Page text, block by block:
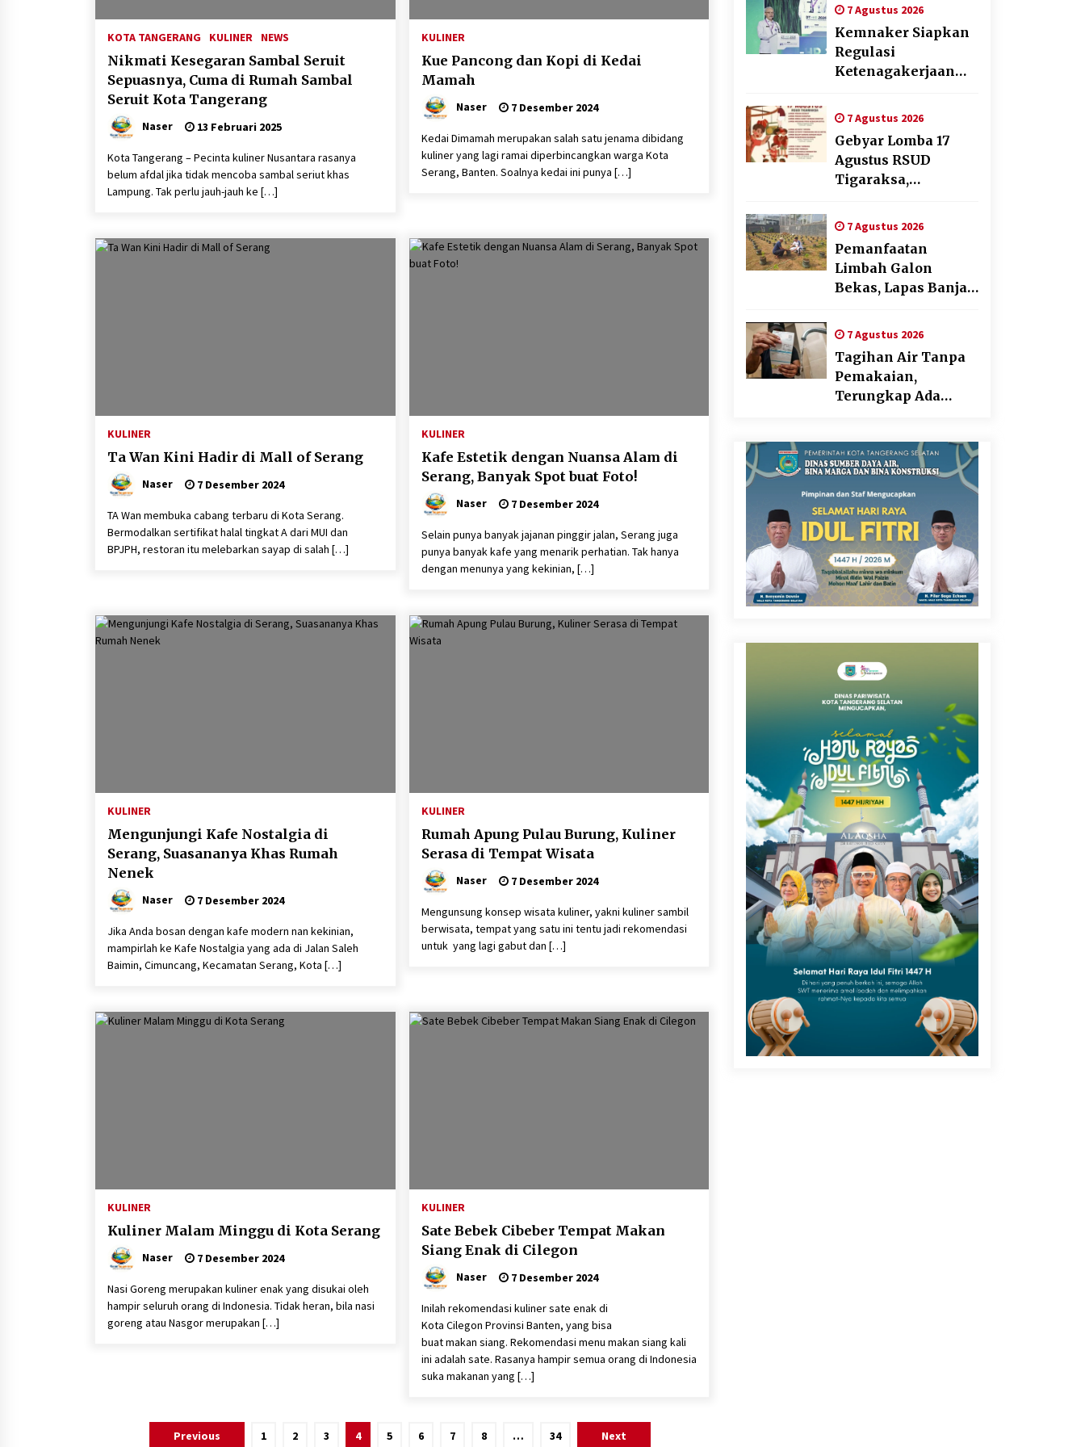
KOTA TANGERANG KULINER NEWS
Nikmati Kesegaran Sambal Seruit
Sepuasnya, Cuma di Rumah Sambal
Seruit Kota Tangerang
Naser 13 Februari 2025
Kota Tangerang – Pecinta kuliner Nusantara rasanya
belum afdal jika tidak mencoba sambal seriut khas
Lampung. Tak perlu jauh-jauh ke […]
KULINER
Kue Pancong dan Kopi di Kedai
Mamah
Naser 7 Desember 2024
Kedai Dimamah merupakan salah satu jenama dibidang
kuliner yang lagi ramai diperbincangkan warga Kota
Serang, Banten. Soalnya kedai ini punya […]
KULINER
Ta Wan Kini Hadir di Mall of Serang
Naser 7 Desember 2024
TA Wan membuka cabang terbaru di Kota Serang.
Bermodalkan sertifikat halal tingkat A dari MUI dan
BPJPH, restoran itu melebarkan sayap di salah […]
KULINER
Kafe Estetik dengan Nuansa Alam di
Serang, Banyak Spot buat Foto!
Naser 7 Desember 2024
Selain punya banyak jajanan pinggir jalan, Serang juga
punya banyak kafe yang menarik perhatian. Tak hanya
dengan menunya yang kekinian, […]
KULINER
Mengunjungi Kafe Nostalgia di
Serang, Suasananya Khas Rumah
Nenek
Naser 7 Desember 2024
Jika Anda bosan dengan kafe modern nan kekinian,
mampirlah ke Kafe Nostalgia yang ada di Jalan Saleh
Baimin, Cimuncang, Kecamatan Serang, Kota […]
KULINER
Rumah Apung Pulau Burung, Kuliner
Serasa di Tempat Wisata
Naser 7 Desember 2024
Mengunsung konsep wisata kuliner, yakni kuliner sambil
berwisata, tempat yang satu ini tentu jadi rekomendasi
untuk yang lagi gabut dan […]
KULINER
Kuliner Malam Minggu di Kota Serang
Naser 7 Desember 2024
Nasi Goreng merupakan kuliner enak yang disukai oleh
hampir seluruh orang di Indonesia. Tidak heran, bila nasi
goreng atau Nasgor merupakan […]
KULINER
Sate Bebek Cibeber Tempat Makan
Siang Enak di Cilegon
Naser 7 Desember 2024
Inilah rekomendasi kuliner sate enak di
Kota Cilegon Provinsi Banten, yang bisa
buat makan siang. Rekomendasi menu makan siang kali
ini adalah sate. Rasanya hampir semua orang di Indonesia
suka makanan yang […]
Previous 1 2 3 4 5 6 7 8 … 34 Next
Digital
7 Agustus 2026
Kemnaker Siapkan
Regulasi
Ketenagakerjaan
dengan Tantangan
Dunia Kerja Modern
7 Agustus 2026
Gebyar Lomba 17
Agustus RSUD
Tigaraksa,
dengan Nuansa
Kebersamaan
7 Agustus 2026
Pemanfaatan
Limbah Galon
Bekas, Lapas Banjar
Cabai Dukung
Program Ketahanan
Pangan
7 Agustus 2026
Tagihan Air Tanpa
Pemakaian,
Terungkap Ada
Perumdam TKR
Didesak Transparan